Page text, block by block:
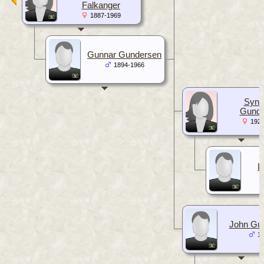
John
Falkanger
1887-1969
Gunnar Gundersen
1894-1966